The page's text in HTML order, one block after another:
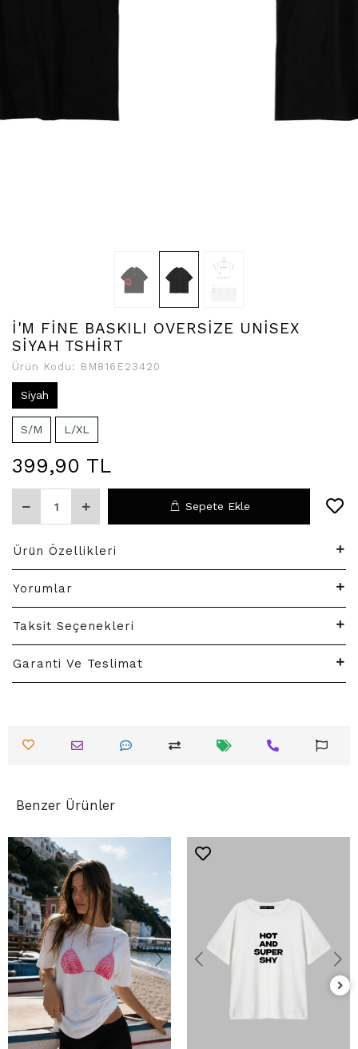
İ'M FİNE BASKILI OVERSİZE UNİSEX
SİYAH TSHİRT
Ürün Kodu: BM816E23420
Siyah
S/M L/XL
399,90 TL
Sepete Ekle
Ürün Özellikleri
Yorumlar
Taksit Seçenekleri
Garanti Ve Teslimat
Benzer Ürünler